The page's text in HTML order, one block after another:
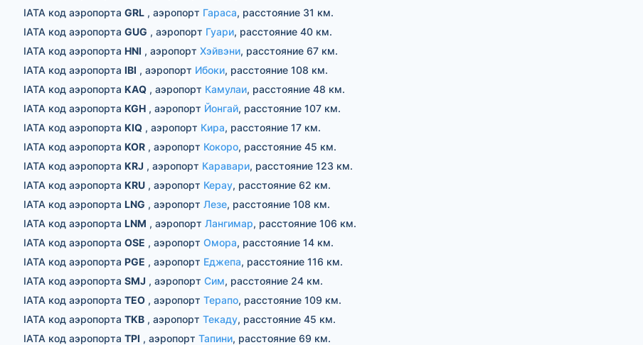
IATA код аэропорта GRL, аэропорт Гараса, расстояние 31 км.
IATA код аэропорта GUG , аэропорт Гуари, расстояние 40 км.
IATA код аэропорта HNI , аэропорт Хэйвэни, расстояние 67 км.
IATA код аэропорта IBI , аэропорт Ибоки, расстояние 108 км.
IATA код аэропорта KAQ, аэропорт Камулаи, расстояние 48 км.
IATA код аэропорта KGH, аэропорт Йонгай, расстояние 107 км.
IATA код аэропорта KIQ, аэропорт Кира, расстояние 17 км.
IATA код аэропорта KOR, аэропорт Кокоро, расстояние 45 км.
IATA код аэропорта KRJ , аэропорт Каравари, расстояние 123 км.
IATA код аэропорта KRU, аэропорт Керау, расстояние 62 км.
IATA код аэропорта LNG , аэропорт Лезе, расстояние 108 км.
IATA код аэропорта LNM , аэропорт Лангимар, расстояние 106 км.
IATA код аэропорта OSE , аэропорт Омора, расстояние 14 км.
IATA код аэропорта PGE , аэропорт Еджепа, расстояние 116 км.
IATA код аэропорта SMJ , аэропорт Сим, расстояние 24 км.
IATA код аэропорта TEO, аэропорт Терапо, расстояние 109 км.
IATA код аэропорта TKB, аэропорт Текаду, расстояние 45 км.
IATA код аэропорта TPI , аэропорт Тапини, расстояние 69 км.